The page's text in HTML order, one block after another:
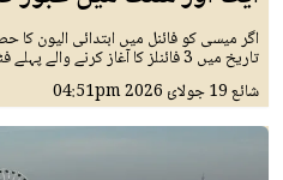
اگر میسی کو فائنل میں ابتدائی الیون کا
تاریخ میں 3 فائنلز کا آغاز کرنے والے پہلے فٹبالر بن جائیں گے۔
شائع19 جولائ 2026 04:51pm